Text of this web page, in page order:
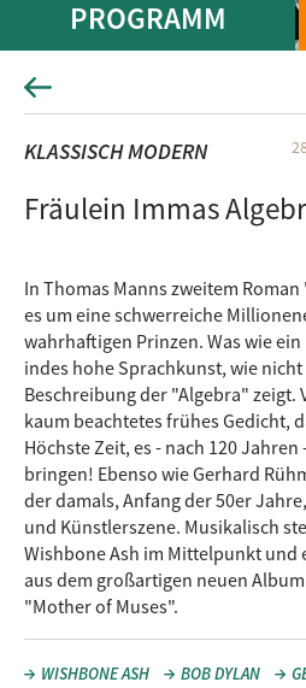
PROGRAMM
KLASSISCH MODERN
Fräulein Immas
In Thomas Manns zweitem
es um eine schwerreiche
wahrhaftigen Prinzen. Was wie
indes hohe Sprachkunst, wie
Beschreibung der "Algebra" zeigt.
kaum beachtetes frühes Gedicht,
Höchste Zeit, es - nach 120
bringen! Ebenso wie Gerhard
der damals, Anfang der 50er
und Künstlerszene. Musikalisch
Wishbone Ash im Mittelpunkt und
aus dem großartigen neuen
"Mother of Muses".
WISHBONE ASH BOB DYLAN